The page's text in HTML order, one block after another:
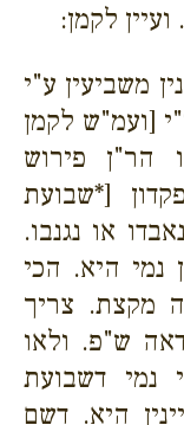
לקמן:
משביעין ע"י
[ועמ"ש לקמן
הר"ן פירוש
[*שבועת
או נגנבו.
נמי היא. הכי
מקצת. צריך
ש"פ. ולאו
נמי דשבועת
היא. דשם